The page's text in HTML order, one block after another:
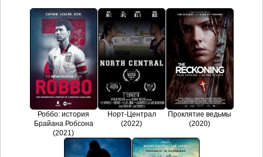
Роббо: история
Брайана Робсона
(2021)
Норт-Централ
(2022)
Проклятие ведьмы
(2020)